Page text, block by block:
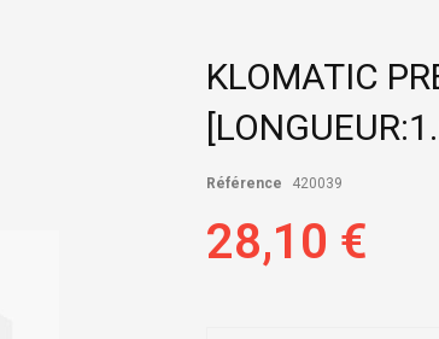
KLOMATIC
Référence 420039
28,10 €